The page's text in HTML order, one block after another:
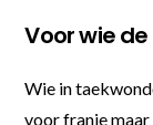
Voor wie
Wie in
voor franje